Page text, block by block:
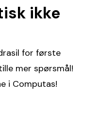
ikke
for første
mer spørsmål!
i Computas!